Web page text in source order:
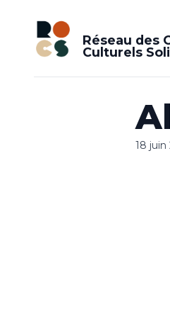
Réseau des
Culturels
18 juin